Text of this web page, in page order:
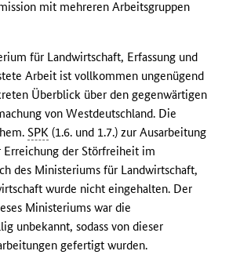
mit mehreren Arbeitsgruppen
für Landwirtschaft, Erfassung und
Arbeit ist vollkommen ungenügend
Überblick über den gegenwärtigen
von Westdeutschland. Die
SPK (1.6. und 1.7.) zur Ausarbeitung
Erreichung der Störfreiheit im
des Ministeriums für Landwirtschaft,
wurde nicht eingehalten. Der
Ministeriums war die
unbekannt, sodass von dieser
gefertigt wurden.